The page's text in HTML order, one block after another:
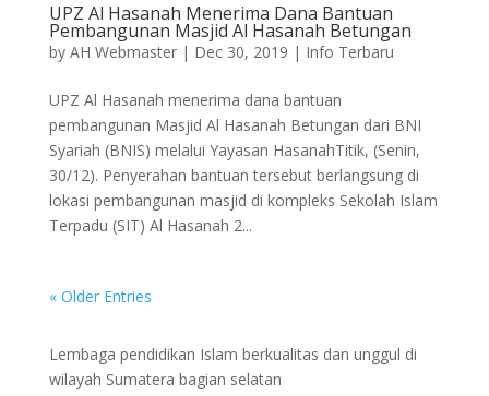
UPZ Al Hasanah Menerima Dana Bantuan
Pembangunan Masjid Al Hasanah Betungan
by AH Webmaster| Dec 30, 2019 | Info Terbaru
UPZ Al Hasanah menerima dana bantuan
pembangunan Masjid Al Hasanah Betungan dari BNI
Syariah (BNIS) melalui Yayasan HasanahTitik, (Senin,
30/12). Penyerahan bantuan tersebut berlangsung di
lokasi pembangunan masjid di kompleks Sekolah Islam
Terpadu (SIT) Al Hasanah 2...
« Older Entries
Lembaga pendidikan Islam berkualitas dan unggul di
wilayah Sumatera bagian selatan